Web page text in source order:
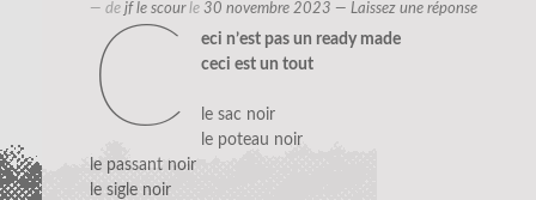
— de jf le scourle 30 novembre 2023 — Laissez une réponse
c
eci n’est pas un ready made
ceci est un tout
le sac noir
le poteau noir
le passant noir
le sigle noir